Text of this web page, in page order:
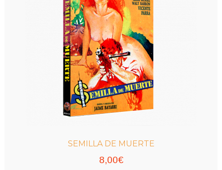
SEMILLA DE MUERTE
8,00€